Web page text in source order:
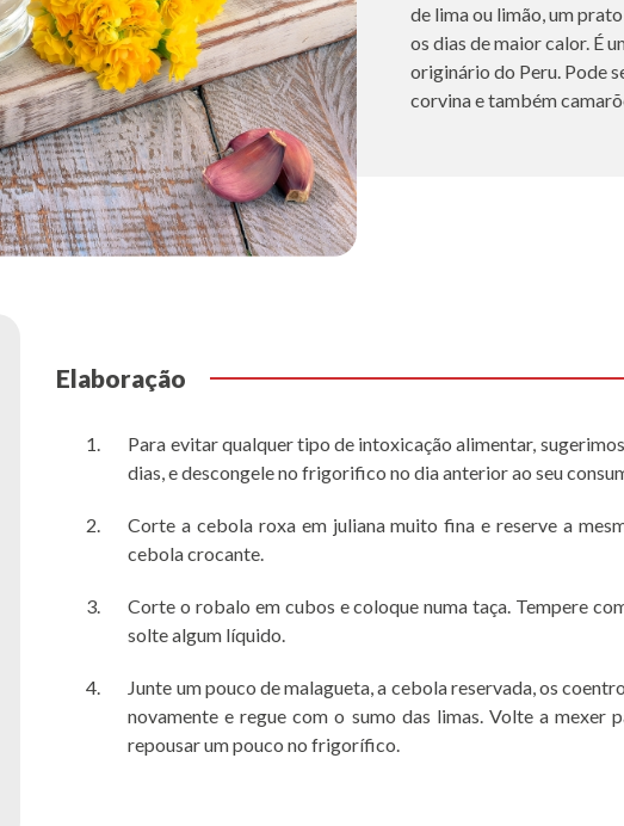
de lima ou limão, um
os dias de maior calor. É
originário do Peru. Pode
corvina e também
Elaboração
Para evitar qualquer tipo de intoxicação alimentar,
dias, e descongele no frigorifico no dia anterior ao seu
Corte a cebola roxa em juliana muito fina e reserve a
cebola crocante.
Corte o robalo em cubos e coloque numa taça. Tempere
solte algum líquido.
Junte um pouco de malagueta, a cebola reservada, os
novamente e regue com o sumo das limas. Volte a mexer
repousar um pouco no frigorífico.